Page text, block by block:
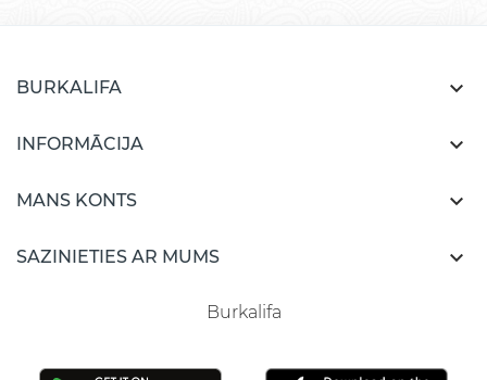
BURKALIFA 
INFORMĀCIJA 
MANS KONTS 
SAZINIETIES AR MUMS 
Burkalifa